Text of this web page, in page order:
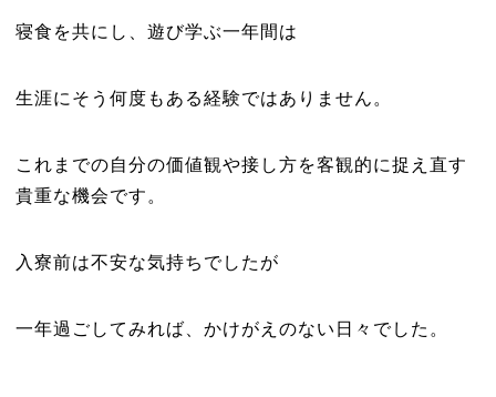
寝食を共にし、遊び学ぶ一年間は
生涯にそう何度もある経験ではありません。
これまでの自分の価値観や接し方を客観的に捉え直す
貴重な機会です。
入寮前は不安な気持ちでしたが
一年過ごしてみれば、かけがえのない日々でした。